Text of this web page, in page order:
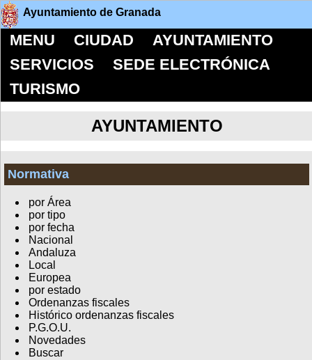
Ayuntamiento de Granada
MENU CIUDAD
AYUNTAMIENTO
SERVICIOS
SEDE ELECTRÓNICA
TURISMO
AYUNTAMIENTO
Normativa
por Área
por tipo
por fecha
Nacional
Andaluza
Local
Europea
por estado
Ordenanzas fiscales
Histórico ordenanzas fiscales
P.G.O.U.
Novedades
Buscar